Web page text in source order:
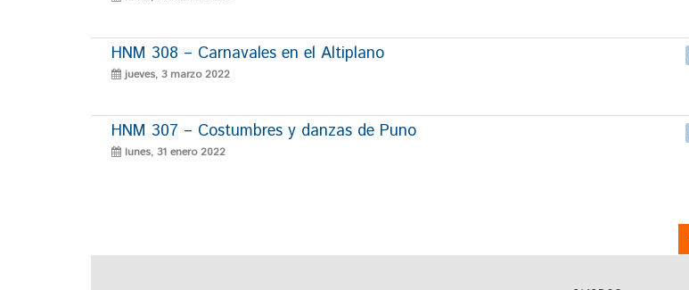
HNM 308 – Carnavales en el Altiplano
jueves, 3 marzo 2022
HNM 307 – Costumbres y danzas de Puno
lunes, 31 enero 2022